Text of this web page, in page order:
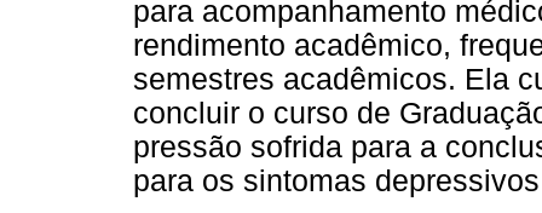
para acompanhamento
rendimento acadêmico,
semestres acadêmicos. Ela
concluir o curso de
pressão sofrida para a
para os sintomas